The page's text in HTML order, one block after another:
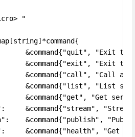
"
&command{"quit", "Exit
&command{"exit", "Exit
&command{"call", "Call a
&command{"list", "List
&command{"get", "Get
&command{"stream",
&command{"publish",
&command{"health", "Get